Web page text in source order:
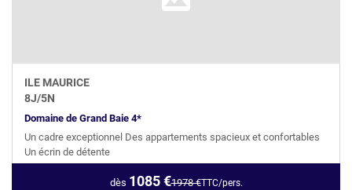
ILE MAURICE
8J/5N
Domaine de Grand Baie 4*
Un cadre exceptionnel Des appartements spacieux et confortables
Un écrin de détente
dès 1085€1978€TTC/pers.